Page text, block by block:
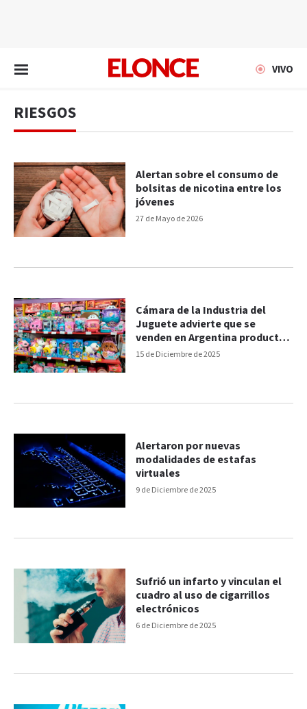
VIVO
RIESGOS
27 de Mayo de 2026
Alertan sobre el consumo de
bolsitas de nicotina entre los
jóvenes
15 de Diciembre de 2025
Cámara de la Industria del
Juguete advierte que se
venden en Argentina productos
que fueron prohibidos en EE.UU
9 de Diciembre de 2025
Alertaron por nuevas
modalidades de estafas
virtuales
6 de Diciembre de 2025
Sufrió un infarto y vinculan el
cuadro al uso de cigarrillos
electrónicos